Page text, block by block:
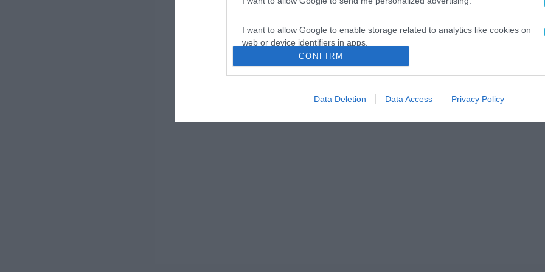
I want to allow Google to enable storage related to analytics like cookies on
web or device identifiers in apps.
I want to allow Google to enable storage related to functionality of the website
I want to allow Google to enable storage related to personalization.
CONFIRM
Data Deletion Data Access Privacy Policy